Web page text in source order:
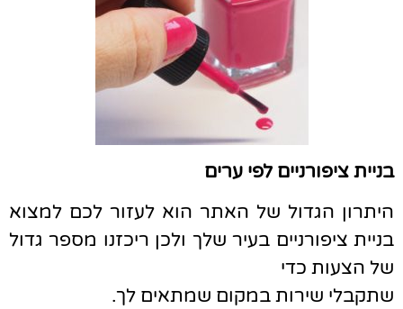
בניית ציפורניים לפי ערים
היתרון הגדול של האתר הוא לעזור לכם למצוא
בניית ציפורניים בעיר שלך ולכן ריכזנו מספר גדול
של הצעות כדי
שתקבלי שירות במקום שמתאים לך.